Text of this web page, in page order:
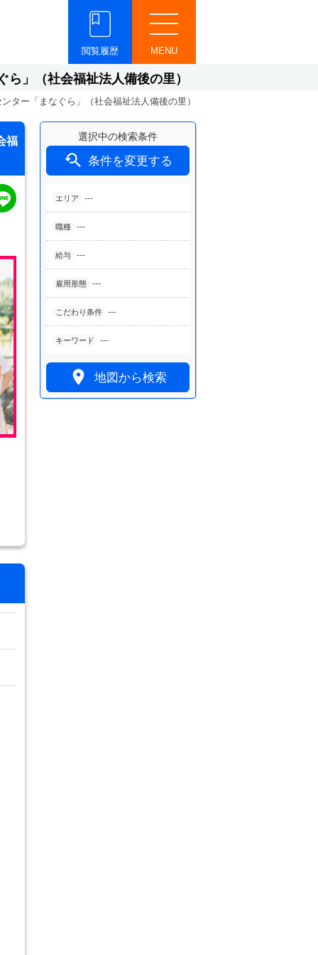
MENU
閲覧履歴
」（社会福祉法人備後の里）
ター「まなぐら」（社会福祉法人備後の里）
選択中の検索条件
 条件を変更する
エリア ---
職種 ---
給与 ---
雇用形態 ---
こだわり条件 ---
キーワード ---
 地図から検索
福